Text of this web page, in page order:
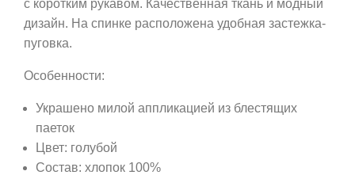
с коротким рукавом. Качественная ткань и модный
дизайн. На спинке расположена удобная застежка-
пуговка.
Особенности:
Украшено милой аппликацией из блестящих
паеток
Цвет: голубой
Состав: хлопок 100%